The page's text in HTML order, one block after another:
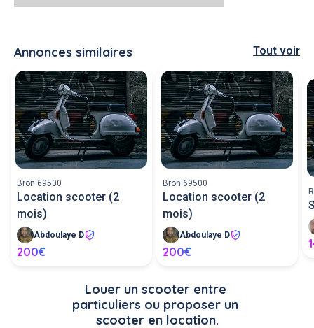
Annonces similaires Tout voir
Bron 69500
Location scooter (2
mois)
Abdoulaye D
200€
Bron 69500
Location scooter (2
mois)
Abdoulaye D
200€
Louer un scooter entre
particuliers ou proposer un
scooter en location.